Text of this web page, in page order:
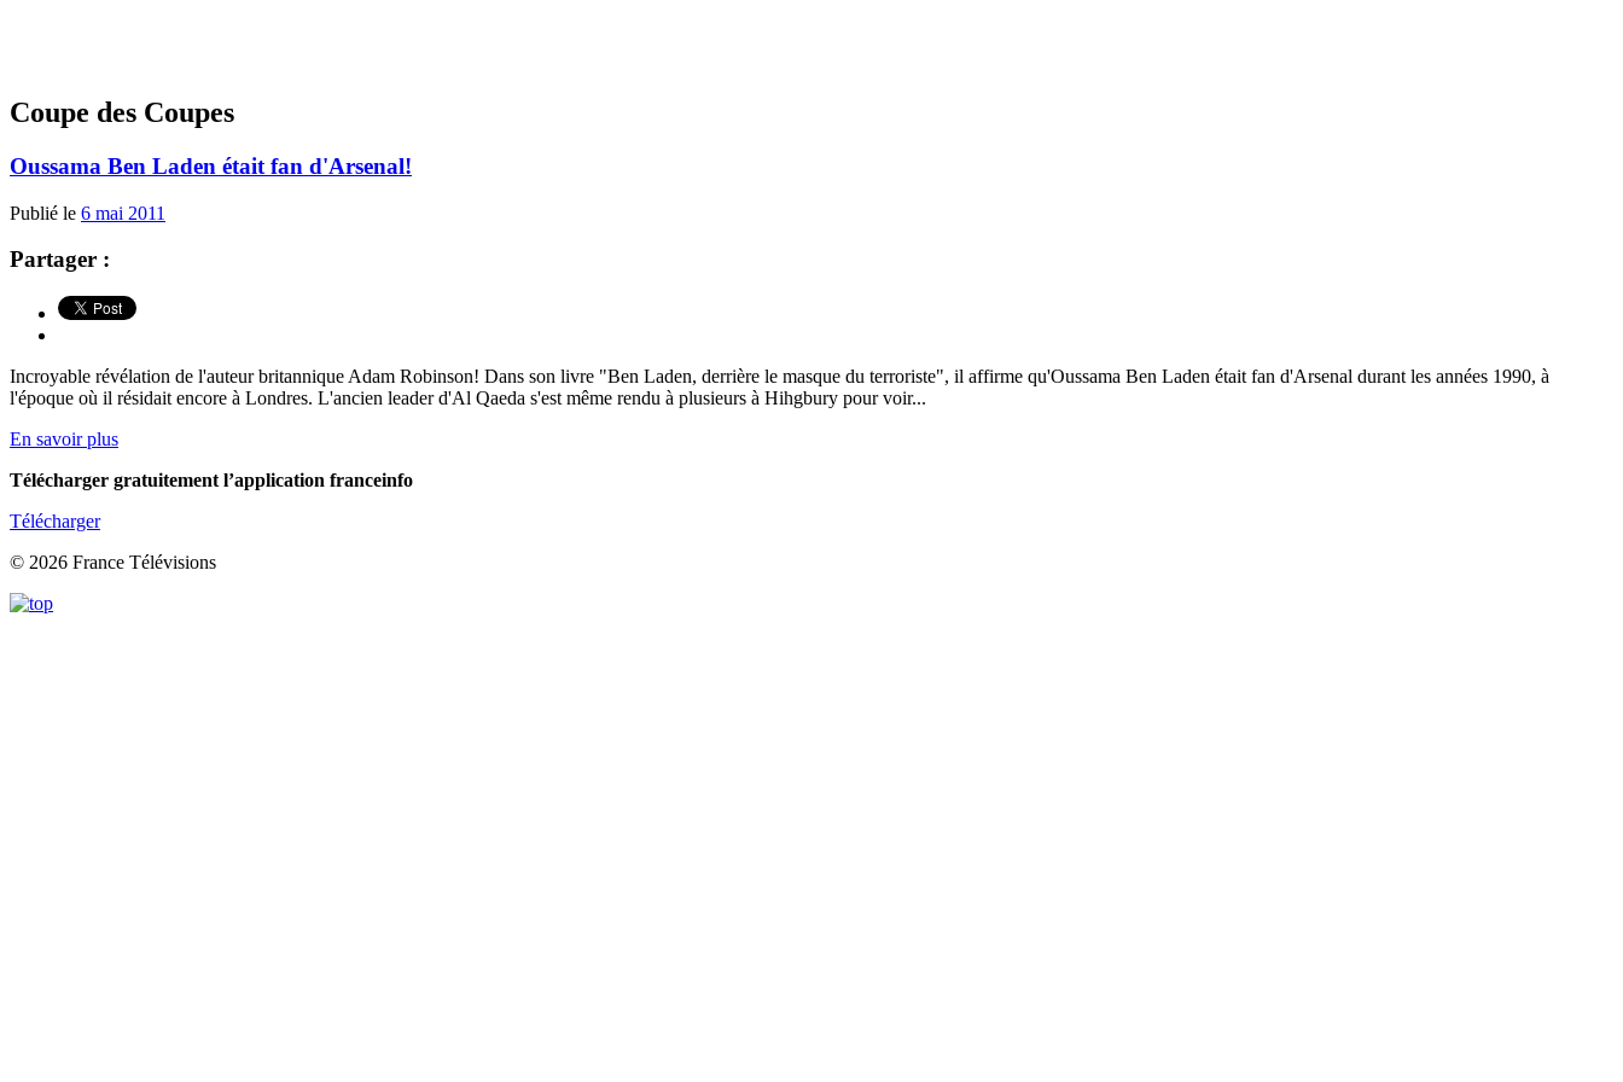
Coupe des Coupes
Oussama Ben Laden était fan d'Arsenal!
Publié le 6 mai 2011
Partager :
Incroyable révélation de l'auteur britannique Adam Robinson! Dans son livre "Ben Laden, derrière le masque du terroriste", il affirme qu'Oussama Ben Laden était fan d'Arsenal durant les années 1990, à
l'époque où il résidait encore à Londres. L'ancien leader d'Al Qaeda s'est même rendu à plusieurs à Hihgbury pour voir...
En savoir plus
Télécharger gratuitement l’application franceinfo
Télécharger
© 2026 France Télévisions